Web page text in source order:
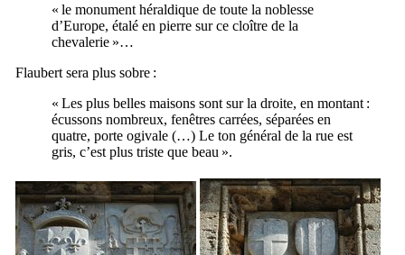
« le monument héraldique de toute la noblesse
d’Europe, étalé en pierre sur ce cloître de la
chevalerie »…
Flaubert sera plus sobre :
« Les plus belles maisons sont sur la droite, en montant :
écussons nombreux, fenêtres carrées, séparées en
quatre, porte ogivale (…) Le ton général de la rue est
gris, c’est plus triste que beau ».